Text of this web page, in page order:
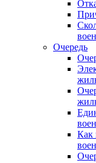
Очередь
Как